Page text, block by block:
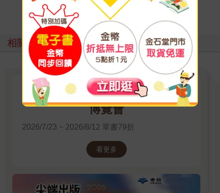
寫評價
相關主題
尖端出版：2026電子書線上漫畫
博覽會
2026/7/23 ~ 2026/8/12 單書79折
看更多